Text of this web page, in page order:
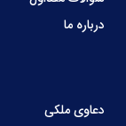
درباره ما
دعاوی ملکی